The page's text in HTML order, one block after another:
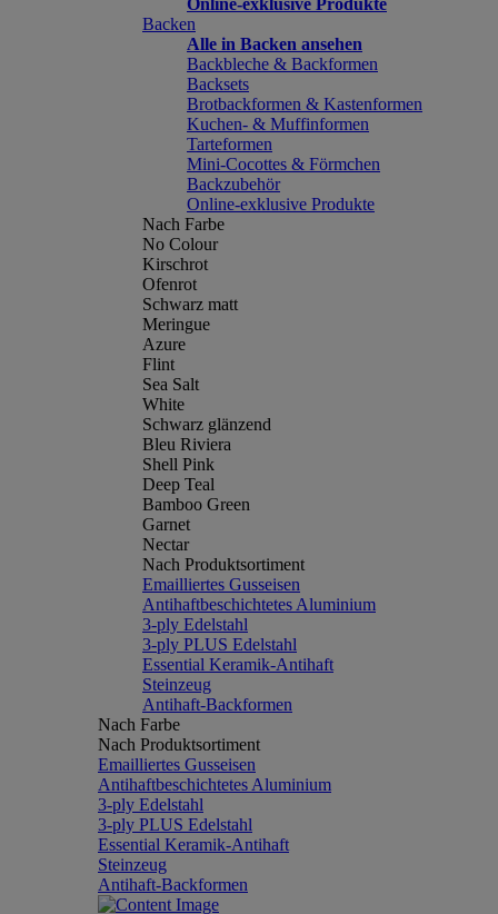
Online-exklusive Produkte
Backen
Alle in Backen ansehen
Backbleche & Backformen
Backsets
Brotbackformen & Kastenformen
Kuchen- & Muffinformen
Tarteformen
Mini-Cocottes & Förmchen
Backzubehör
Online-exklusive Produkte
Nach Farbe
No Colour
Kirschrot
Ofenrot
Schwarz matt
Meringue
Azure
Flint
Sea Salt
White
Schwarz glänzend
Bleu Riviera
Shell Pink
Deep Teal
Bamboo Green
Garnet
Nectar
Nach Produktsortiment
Emailliertes Gusseisen
Antihaftbeschichtetes Aluminium
3-ply Edelstahl
3-ply PLUS Edelstahl
Essential Keramik-Antihaft
Steinzeug
Antihaft-Backformen
Nach Farbe
Nach Produktsortiment
Emailliertes Gusseisen
Antihaftbeschichtetes Aluminium
3-ply Edelstahl
3-ply PLUS Edelstahl
Essential Keramik-Antihaft
Steinzeug
Antihaft-Backformen